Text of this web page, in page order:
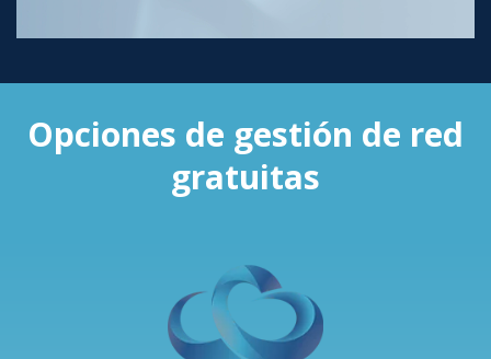
Opciones de gestión de red
gratuitas